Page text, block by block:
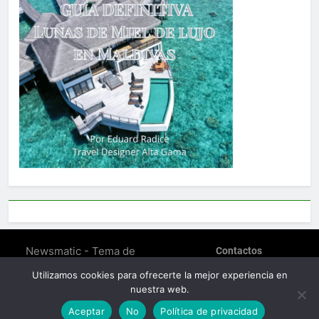
Newsmatic - Tema de
2026. Funciona gracias a
BlazeThemes
Contactos
SOBRE EDUARD RADICE –
Política De Cookies (EU)
Utilizamos cookies para ofrecerte la mejor experiencia en
nuestra web.
Aceptar
No Política de privacidad